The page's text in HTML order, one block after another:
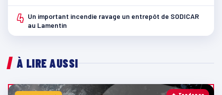
4 Un important incendie ravage un entrepôt de SODICAR
au Lamentin
À LIRE AUSSI